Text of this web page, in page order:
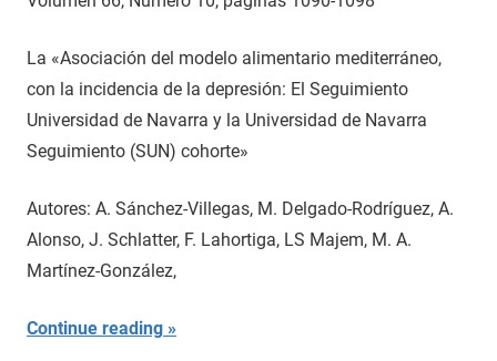
La «Asociación del modelo alimentario mediterráneo,
con la incidencia de la depresión: El Seguimiento
Universidad de Navarra y la Universidad de Navarra
Seguimiento (SUN) cohorte»
Autores: A. Sánchez-Villegas, M. Delgado-Rodríguez, A.
Alonso, J. Schlatter, F. Lahortiga, LS Majem, M. A.
Martínez-González,
Continue reading